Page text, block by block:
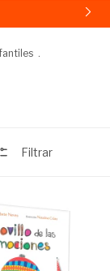
.
Filtrar